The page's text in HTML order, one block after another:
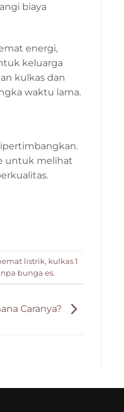
biaya
energi,
keluarga
kulkas dan
waktu lama.
untuk melihat
listrik, kulkas 1
bunga es.
Caranya?